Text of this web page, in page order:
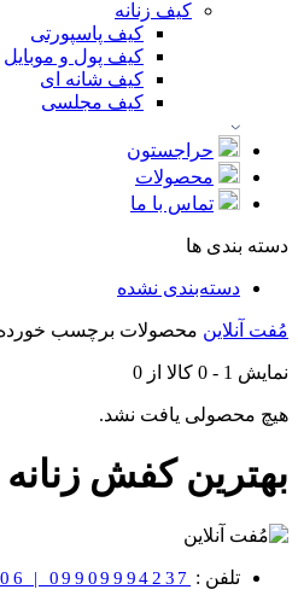
کیف زنانه
کیف پاسپورتی
کیف پول و موبایل
کیف شانه ای
کیف مجلسی
حراجستون
محصولات
تماس با ما
دسته بندی ها
دسته‌بندی نشده
مُفت آنلاین محصولات برچسب خورده
نمایش 1
-
0 کالا از 0
هیچ محصولی یافت نشد.
بهترین کفش
تلفن : | 09909994237